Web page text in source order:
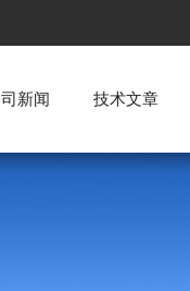
新闻 技术文章